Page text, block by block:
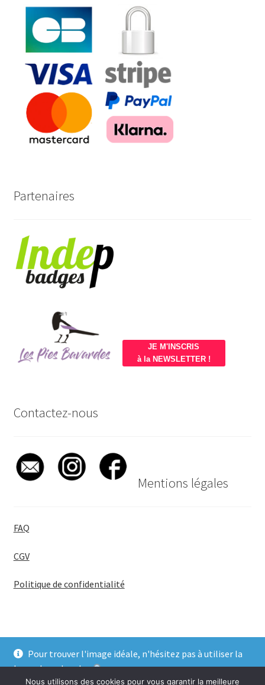
Pour trouver l'image idéale, n'hésitez pas à utiliser la
barre de recherche
Partenaires
JE M'INSCRIS
à la NEWSLETTER !
Contactez-nous
Mentions légales
FAQ
CGV
Politique de confidentialité
© BadgeGirl® 2026
Nous utilisons des cookies pour vous garantir la meilleure